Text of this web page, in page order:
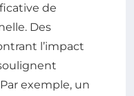
de
Des
l’impact
exemple, un